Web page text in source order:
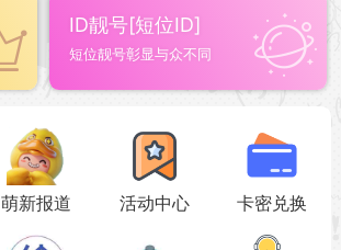
ID靓号[短位ID]
短位靓号彰显与众不同
萌新报道 活动中心 卡密兑换